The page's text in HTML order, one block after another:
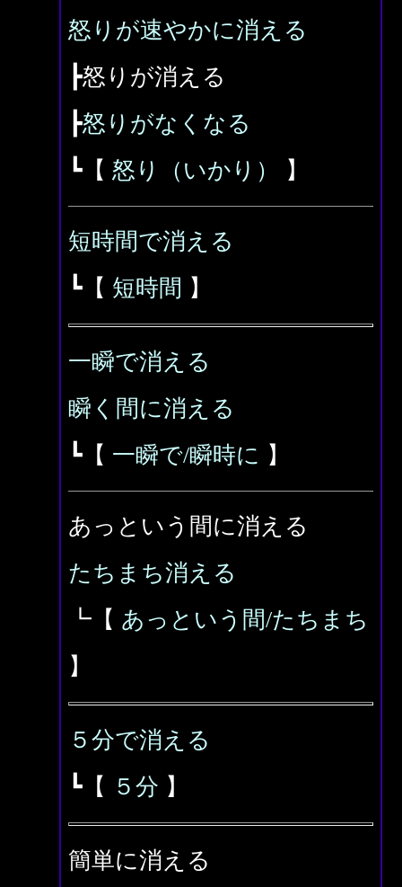
怒りが速やかに消える
┣怒りが消える
┣怒りがなくなる
┗【 怒り（いかり） 】
短時間で消える
┗【 短時間 】
一瞬で消える
瞬く間に消える
┗【 一瞬で/瞬時に 】
あっという間に消える
たちまち消える
┗【 あっという間/たちまち
】
５分で消える
┗【
５分 】
簡単に消える